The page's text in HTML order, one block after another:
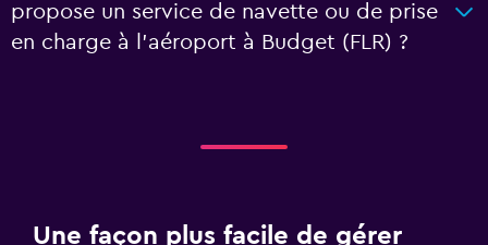
propose un service de navette ou de prise
en charge à l’aéroport à Budget (FLR) ?
Une façon plus facile de gérer